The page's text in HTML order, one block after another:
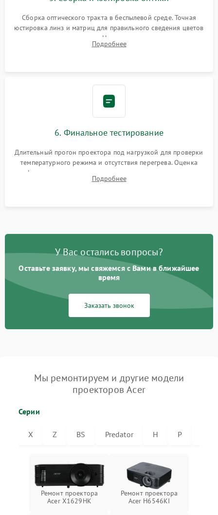
Сборка оптического тракта в беспылевой среде. Точная
юстировка линз и матриц для правильного сведения цветов
и устранения размытия. Надежное подключение всех
шлейфов, установка датчиков и закрытие корпуса
Подробнее
6. Финальное тестирование
Длительный прогон проектора под нагрузкой для проверки
температурного режима и отсутствия перегрева. Оценка
фокуса, контрастности и цветопередачи на тестовых
таблицах. Проверка работы всех видеовходов и кнопок
Подробнее
У Вас остались вопросы?
Оставьте заявку, мы свяжемся с Вами в ближайшее
время
Заказать звонок
Мы ремонтируем и другие модели
проекторов Acer
Серии
X Z BS Predator H P
Ремонт проектора
Acer X1629HK
Ремонт проектора
Acer H6546KI